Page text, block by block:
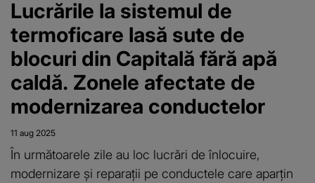
Lucrările la sistemul de
termoficare lasă sute de
blocuri din Capitală fără apă
caldă. Zonele afectate de
modernizarea conductelor
11 aug 2025
În următoarele zile au loc lucrări de înlocuire,
modernizare și reparații pe conductele care aparțin